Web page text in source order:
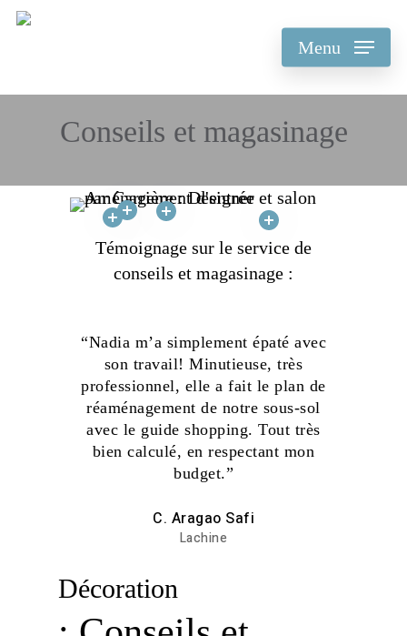
Skip
Menu
Conseils et magasinage
Témoignage sur le service de
conseils et magasinage :
“Nadia m’a simplement épaté avec
son travail! Minutieuse, très
professionnel, elle a fait le plan de
réaménagement de notre sous-sol
avec le guide shopping. Tout très
bien calculé, en respectant mon
budget.”
C. Aragao Safi
Lachine
Décoration